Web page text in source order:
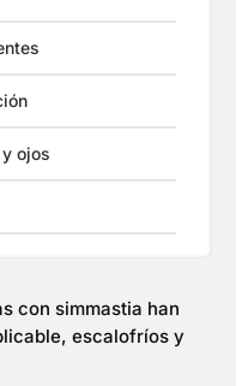
ojos
con simmastia han
escalofríos y